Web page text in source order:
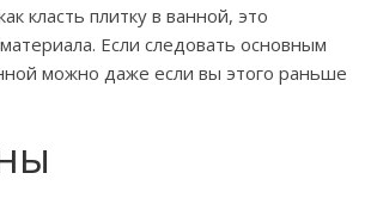
класть плитку в ванной, это
Если следовать основным
можно даже если вы этого раньше